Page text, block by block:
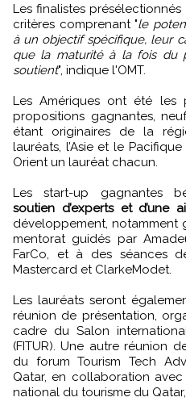
Les finalistes
critères comprenant "le
à un objectif spécifique, leur
que la maturité à la fois du
soutient", indique l'OMT.
Les Amériques ont été les
propositions gagnantes,
étant originaires de la
lauréats, l’Asie et le
Orient un lauréat chacun.
Les start-up gagnantes
soutien d’experts et d’une
développement, notamment
mentorat guidés par
FarCo, et à des séances
Mastercard et ClarkeModet.
Les lauréats seront
réunion de présentation,
cadre du Salon
(FITUR). Une autre réunion
du forum Tourism Tech
Qatar, en collaboration
national du tourisme du